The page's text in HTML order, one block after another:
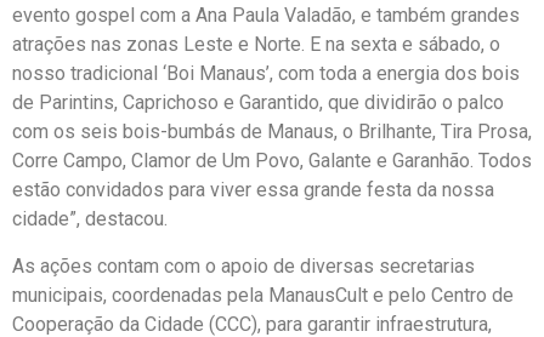
evento gospel com a Ana Paula Valadão, e também grandes
atrações nas zonas Leste e Norte. E na sexta e sábado, o
nosso tradicional ‘Boi Manaus’, com toda a energia dos bois
de Parintins, Caprichoso e Garantido, que dividirão o palco
com os seis bois-bumbás de Manaus, o Brilhante, Tira Prosa,
Corre Campo, Clamor de Um Povo, Galante e Garanhão. Todos
estão convidados para viver essa grande festa da nossa
cidade”, destacou.
As ações contam com o apoio de diversas secretarias
municipais, coordenadas pela ManausCult e pelo Centro de
Cooperação da Cidade (CCC), para garantir infraestrutura,